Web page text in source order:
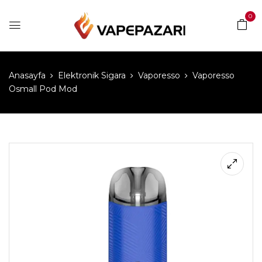
0
Anasayfa Elektronik Sigara Vaporesso
Vaporesso
Osmall Pod Mod